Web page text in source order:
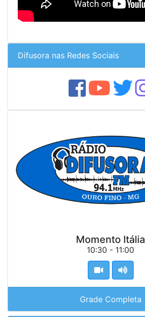
Difusora nas Redes Sociais
Momento Itália
10:30 - 11:00
Grade Completa